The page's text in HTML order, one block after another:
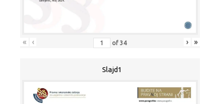
« ‹ of 34 › »
Slajd1